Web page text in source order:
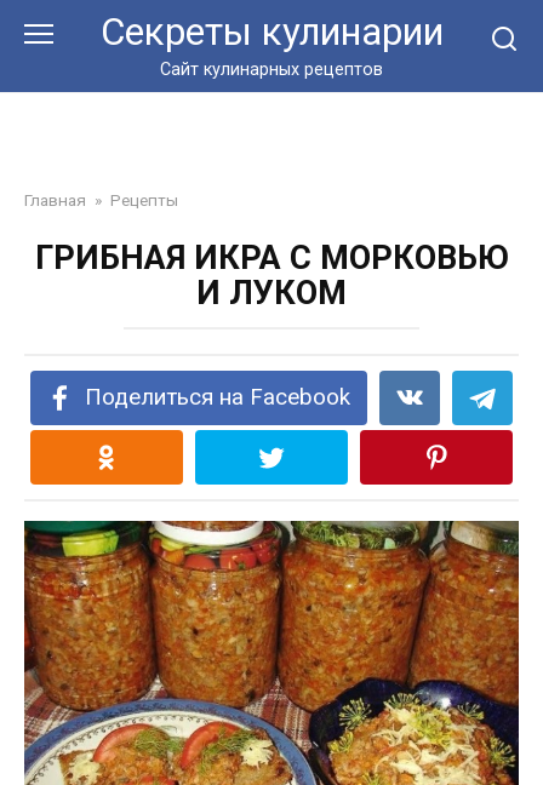
Секреты кулинарии
Сайт кулинарных рецептов
Главная » Рецепты
ГРИБНАЯ ИКРА С МОРКОВЬЮ
И ЛУКОМ
Поделиться на Facebook